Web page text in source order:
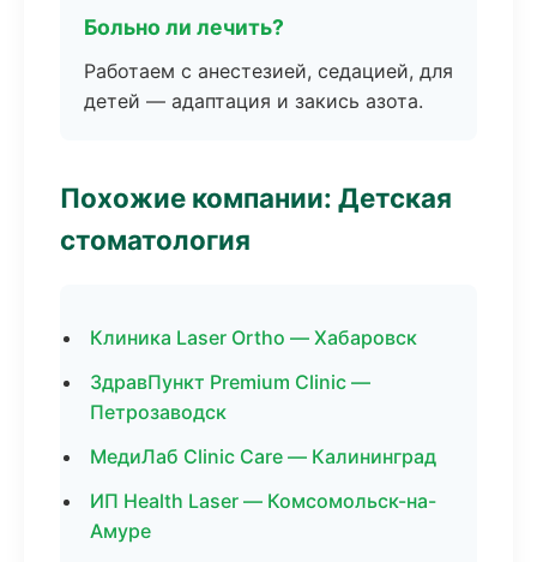
Больно ли лечить?
Работаем с анестезией, седацией, для
детей — адаптация и закись азота.
Похожие компании: Детская
стоматология
Клиника Laser Ortho — Хабаровск
ЗдравПункт Premium Clinic —
Петрозаводск
МедиЛаб Clinic Care — Калининград
ИП Health Laser — Комсомольск-на-
Амуре